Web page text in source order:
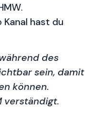
hast du
des
sein, damit
können.
verständigt.